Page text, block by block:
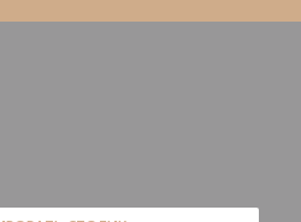
в новом окне))